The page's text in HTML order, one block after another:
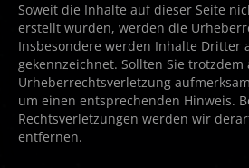
Soweit die Inhalte auf dieser Seite
erstellt wurden, werden die
Insbesondere werden Inhalte Dritter
gekennzeichnet. Sollten Sie trotzdem
Urheberrechtsverletzung
um einen entsprechenden Hinweis.
Rechtsverletzungen werden wir
entfernen.